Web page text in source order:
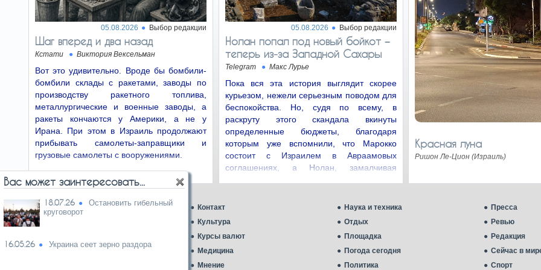
Председатель Верховного
суда Ицхак Амит. При
назначении в Верховный суд он подписал
соглашение о…
парад, а потом игра
Ни одна группа мира, будь
то женщины, геи,
общества защиты зелёных…
22.06.26
«…И пачку
печенья»
Полномочия Красного
Креста по проверке условий
содержания, согласно тем
самым Женевским конвенциям…
Европа играет
Террор, в отличие от
уголовных преступлений,
связан не с неправильным образом жизни, а
05.08.2026 Выбор редакции
Шаг вперед и два назад
Кстати Виктория Вексельман
Вот это удивительно. Вроде бы бомбили-
бомбили склады с ракетами, заводы по
производству ракетного топлива,
металлургические и военные заводы, а
ракеты кончаются у Америки, а не у
Ирана. При этом в Израиль продолжают
прибывать самолеты-заправщики и
грузовые самолеты с вооружениями.
05.08.2026 Выбор редакции
Нолан попал под новый бойкот −
теперь из‑за Западной Сахары
Telegram Макс Лурье
Пока вся эта история выглядит скорее
курьезом, нежели серьезным поводом для
беспокойства. Но, судя по всему, в
раскруту этого скандала вкинуты
определенные бюджеты, благодаря
которым уже вспомнили, что Марокко
состоит с Израилем в Авраамовых
соглашениях, а Нолан, замалчивая
Красная луна
Ришон Ле-Цион (Израиль)
Вас может заинтересовать...
18.07.26
Остановить гибельный
круговорот
16.05.26 Украина сеет зерно раздора
Главная Контакт Наука и техника Пресса
Культура Отдых Ревью
Курсы валют Площадка Редакция
Газеты
Медицина Погода сегодня Сейчас в
Мнение Политика Спорт